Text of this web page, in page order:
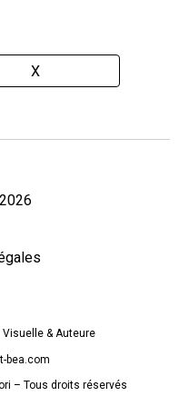
X
Visuelle & Auteure
bea.com
– Tous droits réservés